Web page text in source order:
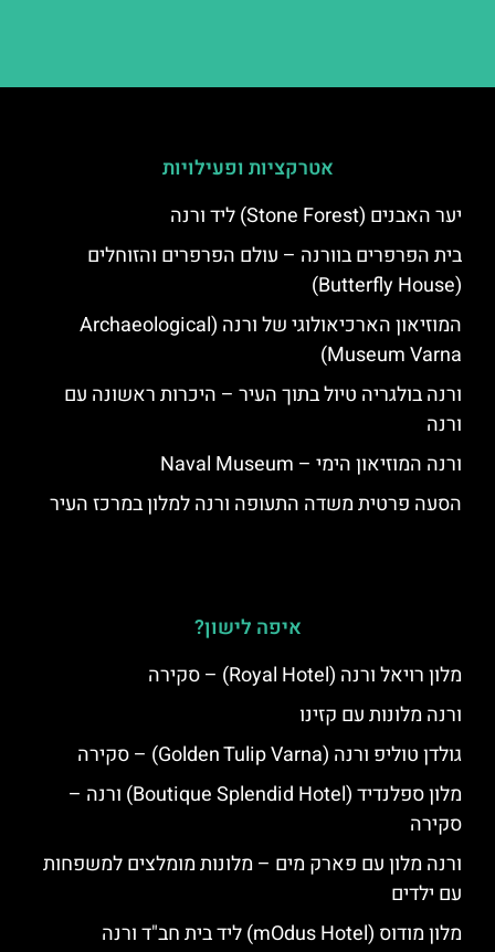
אטרקציות ופעילויות
יער האבנים (Stone Forest) ליד ורנה
בית הפרפרים בוורנה – עולם הפרפרים והזוחלים
(Butterfly House)
המוזיאון הארכיאולוגי של ורנה (Archaeological
Museum Varna)
ורנה בולגריה טיול בתוך העיר – היכרות ראשונה עם
ורנה
ורנה המוזיאון הימי – Naval Museum
הסעה פרטית משדה התעופה ורנה למלון במרכז העיר
איפה לישון?
מלון רויאל ורנה (Royal Hotel) – סקירה
ורנה מלונות עם קזינו
גולדן טוליפ ורנה (Golden Tulip Varna) – סקירה
מלון ספלנדיד (Boutique Splendid Hotel) ורנה –
סקירה
ורנה מלון עם פארק מים – מלונות מומלצים למשפחות
עם ילדים
מלון מודוס (mOdus Hotel) ליד בית חב"ד ורנה